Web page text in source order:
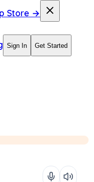
Store →
Sign In Get Started